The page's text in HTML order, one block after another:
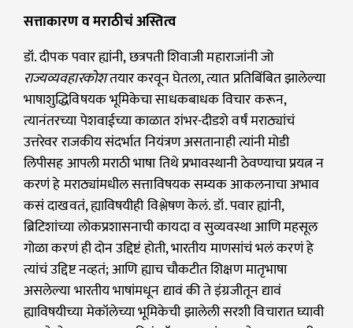
सत्ताकारण व मराठीचं अस्तित्व
डॉ. दीपक पवार ह्यांनी, छत्रपती शिवाजी महाराजांनी जो
राज्यव्यवहारकोशतयार करवून घेतला, त्यात प्रतिबिंबित झालेल्या
भाषाशुद्धिविषयक भूमिकेचा साधकबाधक विचार करून,
त्यानंतरच्या पेशवाईच्या काळात शंभर-दीडशे वर्षं मराठ्यांचं
उत्तरेवर राजकीय संदर्भात नियंत्रण असतानाही त्यांनी मोडी
लिपीसह आपली मराठी भाषा तिथे प्रभावस्थानी ठेवण्याचा प्रयत्न न
करणं हे मराठ्यांमधील सत्ताविषयक सम्यक आकलनाचा अभाव
कसं दाखवतं, ह्याविषयीही विश्लेषण केलं. डॉ. पवार ह्यांनी,
ब्रिटिशांच्या लोकप्रशासनाची कायदा व सुव्यवस्था आणि महसूल
गोळा करणं ही दोन उद्दिष्टं होती, भारतीय माणसांचं भलं करणं हे
त्यांचं उद्दिष्ट नव्हतं; आणि ह्याच चौकटीत शिक्षण मातृभाषा
असलेल्या भारतीय भाषांमधून द्यावं की ते इंग्रजीतून द्यावं
ह्याविषयीच्या मेकॉलेच्या भूमिकेची झालेली सरशी विचारात घ्यावी